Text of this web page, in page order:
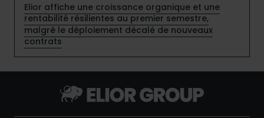
Elior affiche une croissance organique et une
rentabilité résilientes au premier semestre,
malgré le déploiement décalé de nouveaux
contrats